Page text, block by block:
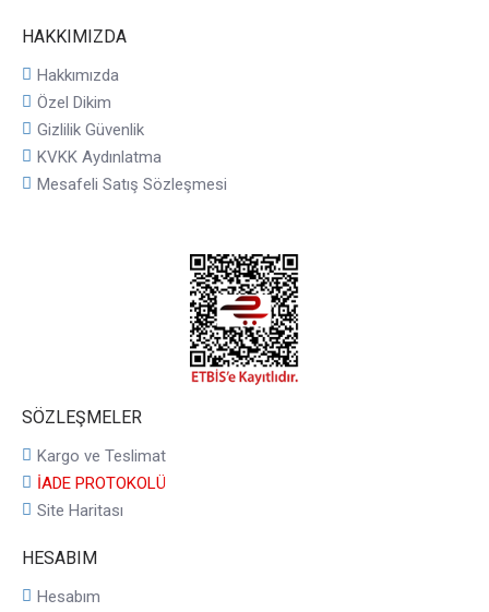
HAKKIMIZDA
Hakkımızda
Özel Dikim
Gizlilik Güvenlik
KVKK Aydınlatma
Mesafeli Satış Sözleşmesi
SÖZLEŞMELER
Kargo ve Teslimat
İADE PROTOKOLÜ
Site Haritası
HESABIM
Hesabım